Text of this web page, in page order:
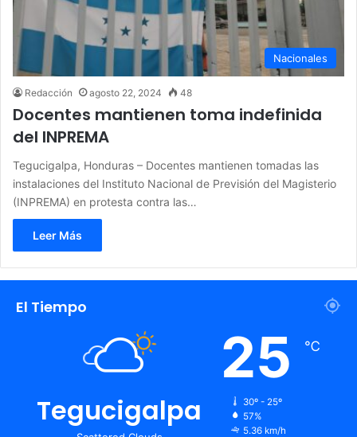
Nacionales
Redacción agosto 22, 2024 48
Docentes mantienen toma indefinida
del INPREMA
Tegucigalpa, Honduras – Docentes mantienen tomadas las
instalaciones del Instituto Nacional de Previsión del Magisterio
(INPREMA) en protesta contra las…
Leer Más
El Tiempo
Tegucigalpa
25 ℃
30º - 25º
57%
5.36 km/h